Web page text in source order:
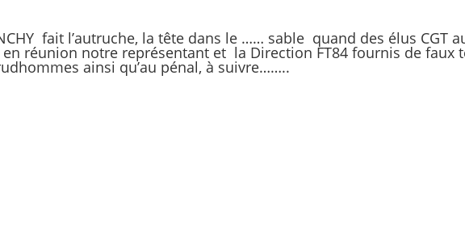
fait l’autruche, la tête dans le …… sable quand des élus CGT
en réunion notre représentant et la Direction FT84 fournis de faux
ainsi qu’au pénal, à suivre……..